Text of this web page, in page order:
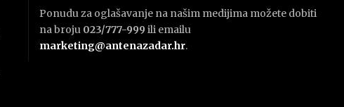
Ponudu za oglašavanje na našim medijima možete dobiti
na broju 023/777-999 ili emailu
marketing@antenazadar.hr.